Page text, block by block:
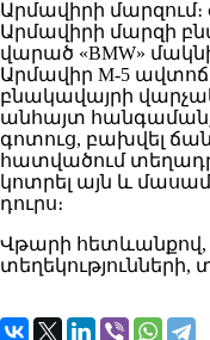
Արմավիրի մարզում։
Արմավիրի մարզի
վարած «BMW»
Արմավիր M-5
բնակավայրի
անհայտ
գոտուց, բախվել
հատվածում
կոտրել այն և
դուրս։
Վթարի
տեղեկությունների,